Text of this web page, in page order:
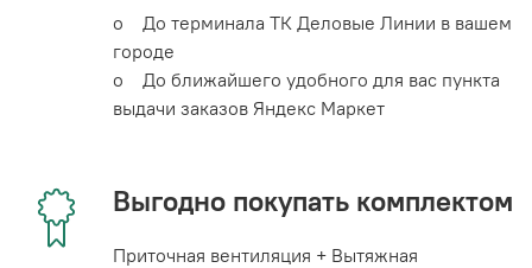
o До терминала ТК Деловые Линии в вашем
городе
o До ближайшего удобного для вас пункта
выдачи заказов Яндекс Маркет
Выгодно покупать комплектом
Приточная вентиляция + Вытяжная